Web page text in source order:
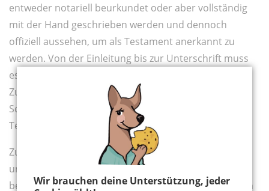
Wir brauchen deine Unterstützung, jeder
entweder notariell beurkundet oder aber vollständig
mit der Hand geschrieben werden und dennoch
offiziell aussehen, um als Testament anerkannt zu
werden. Von der Einleitung bis zur Unterschrift muss
es lesbar und mit Ort und Datum versehen sein.
Zudem gehören alle Punkte hinein, die dem
Schreibenden – oder im Falle eines gemeinsamen
Testamentes beiden – wichtig sind.
Zum Beispiel Namen der Erben samt Geburtsdatum
und Anschrift, eine Vermögensaufstellung und
besondere Wünsche oder Auflagen. Wichtig sind auch